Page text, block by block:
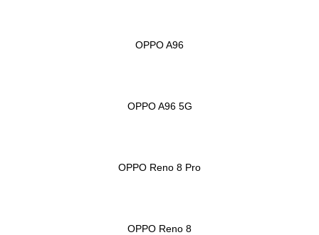
OPPO A96
OPPO A96 5G
OPPO Reno 8 Pro
OPPO Reno 8